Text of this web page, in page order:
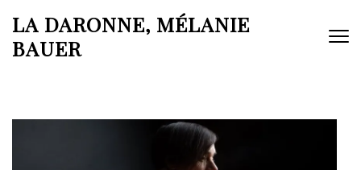
au
contenu
LA DARONNE, MÉLANIE
BAUER